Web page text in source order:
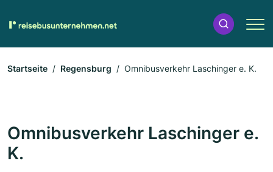
Startseite Regensburg Omnibusverkehr Laschinger e. K.
Omnibusverkehr Laschinger e.
K.